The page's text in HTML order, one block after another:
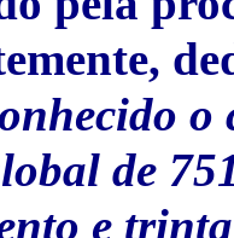
o
de
e